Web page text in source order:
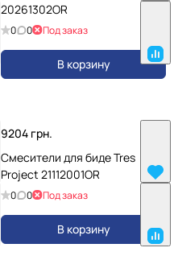
20261302OR
0 0 Под заказ
В корзину
9204 грн.
Смесители для биде Tres
Project 21112001OR
0 0 Под заказ
В корзину